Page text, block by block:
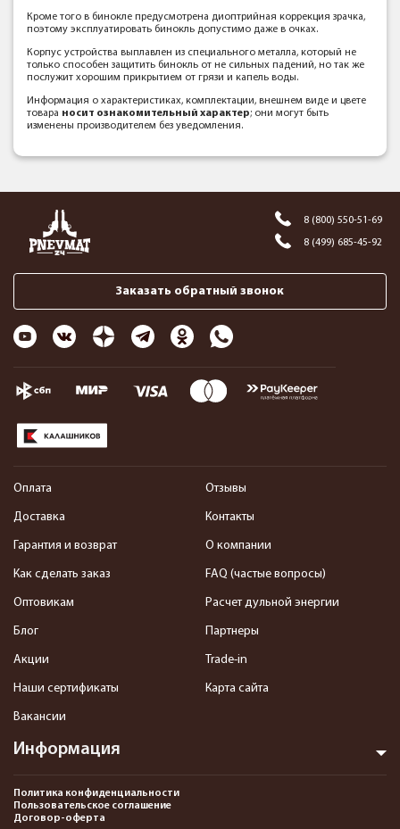
Кроме того в бинокле предусмотрена диоптрийная коррекция зрачка,
поэтому эксплуатировать бинокль допустимо даже в очках.
Корпус устройства выплавлен из специального металла, который не
только способен защитить бинокль от не сильных падений, но так же
послужит хорошим прикрытием от грязи и капель воды.
Информация о характеристиках, комплектации, внешнем виде и цвете
товара носит ознакомительный характер; они могут быть
изменены производителем без уведомления.
8 (800) 550-51-69
8 (499) 685-45-92
Заказать обратный звонок
Информация
Оплата
Доставка
Гарантия и возврат
Как сделать заказ
Оптовикам
Блог
Акции
Наши сертификаты
Вакансии
Отзывы
Контакты
О компании
FAQ (частые вопросы)
Расчет дульной энергии
Партнеры
Trade-in
Карта сайта
Политика конфиденциальности
Пользовательское соглашение
Договор-оферта